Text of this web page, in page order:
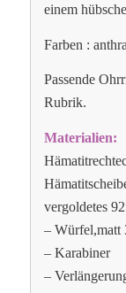
einem
Farben :
Passende
Rubrik.
Materialien:
vergoldetes
– Würfel,matt
– Karabiner
–